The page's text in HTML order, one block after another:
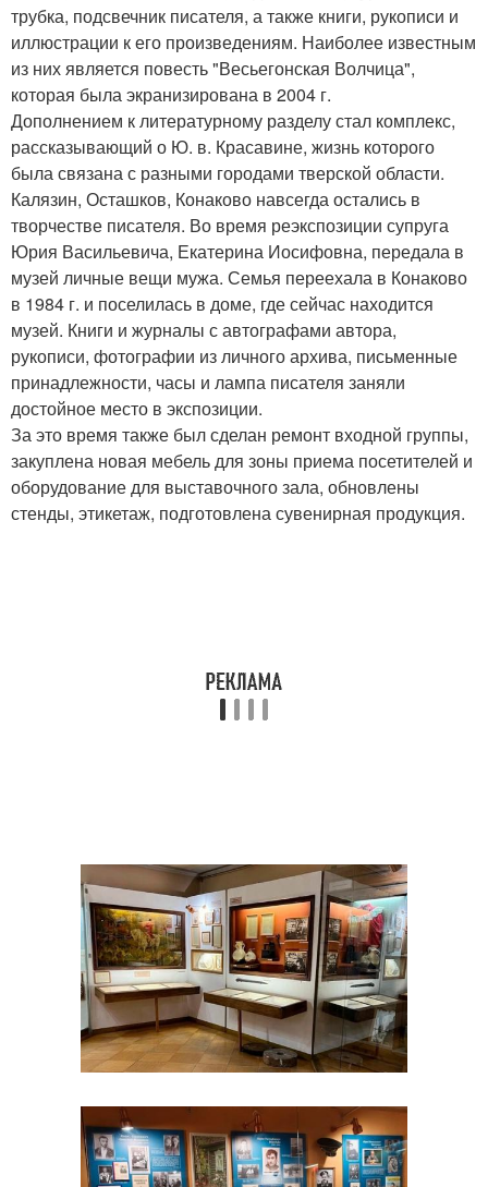
трубка, подсвечник писателя, а также книги, рукописи и
иллюстрации к его произведениям. Наиболее известным
из них является повесть "Весьегонская Волчица",
которая была экранизирована в 2004 г.
Дополнением к литературному разделу стал комплекс,
рассказывающий о Ю. в. Красавине, жизнь которого
была связана с разными городами тверской области.
Калязин, Осташков, Конаково навсегда остались в
творчестве писателя. Во время реэкспозиции супруга
Юрия Васильевича, Екатерина Иосифовна, передала в
музей личные вещи мужа. Семья переехала в Конаково
в 1984 г. и поселилась в доме, где сейчас находится
музей. Книги и журналы с автографами автора,
рукописи, фотографии из личного архива, письменные
принадлежности, часы и лампа писателя заняли
достойное место в экспозиции.
За это время также был сделан ремонт входной группы,
закуплена новая мебель для зоны приема посетителей и
оборудование для выставочного зала, обновлены
стенды, этикетаж, подготовлена сувенирная продукция.